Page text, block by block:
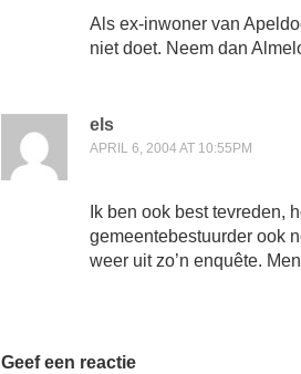
Als ex-inwoner van
niet doet. Neem dan
els
APRIL 6, 2004 AT 10:55PM
Ik ben ook best tevreden,
gemeentebestuurder ook
weer uit zo’n enquête.
Geef een reactie